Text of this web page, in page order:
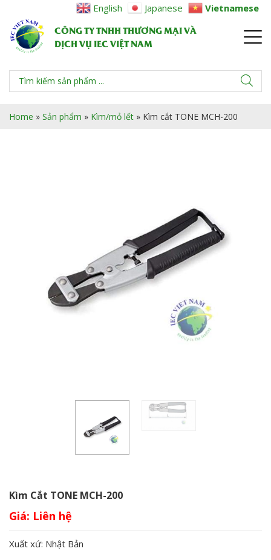
CÔNG TY TNHH THƯƠNG MẠI VÀ
DỊCH VỤ IEC VIỆT NAM
Home » Sản phẩm » Kìm/mỏ lết » Kìm cắt TONE MCH-200
Kìm Cắt TONE MCH-200
Giá:
Xuất xứ: Nhật Bản
English Japanese Vietnamese